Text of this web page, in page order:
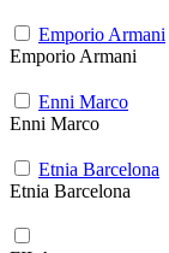
Emporio Armani
Emporio Armani
Enni Marco
Enni Marco
Etnia Barcelona
Etnia Barcelona